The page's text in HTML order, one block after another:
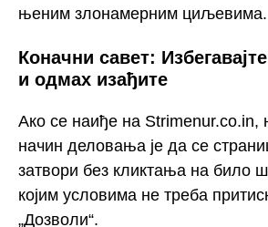
њеним злонамерним циљевима.
Коначни савет:
и одмах изађите
Ако се наиђе на Strimenur.co.in,
начин деловања је да се
затвори без кликтања на било
којим условима не треба
„Дозволи“.